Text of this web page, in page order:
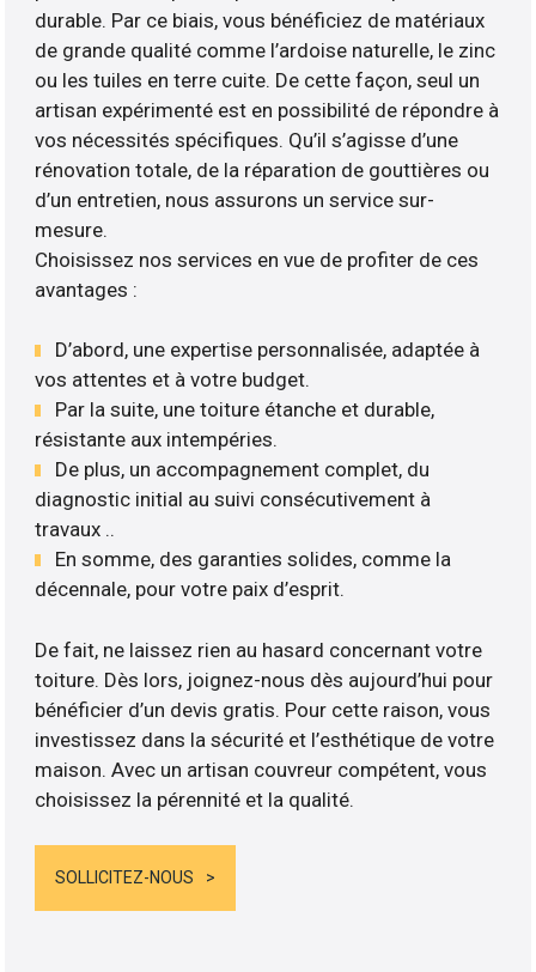
durable. Par ce biais, vous bénéficiez de matériaux
de grande qualité comme l’ardoise naturelle, le zinc
ou les tuiles en terre cuite. De cette façon, seul un
artisan expérimenté est en possibilité de répondre à
vos nécessités spécifiques. Qu’il s’agisse d’une
rénovation totale, de la réparation de gouttières ou
d’un entretien, nous assurons un service sur-
mesure.
Choisissez nos services en vue de profiter de ces
avantages :
D’abord, une expertise personnalisée, adaptée à
vos attentes et à votre budget.
Par la suite, une toiture étanche et durable,
résistante aux intempéries.
De plus, un accompagnement complet, du
diagnostic initial au suivi consécutivement à
travaux ..
En somme, des garanties solides, comme la
décennale, pour votre paix d’esprit.
De fait, ne laissez rien au hasard concernant votre
toiture. Dès lors, joignez-nous dès aujourd’hui pour
bénéficier d’un devis gratis. Pour cette raison, vous
investissez dans la sécurité et l’esthétique de votre
maison. Avec un artisan couvreur compétent, vous
choisissez la pérennité et la qualité.
SOLLICITEZ-NOUS